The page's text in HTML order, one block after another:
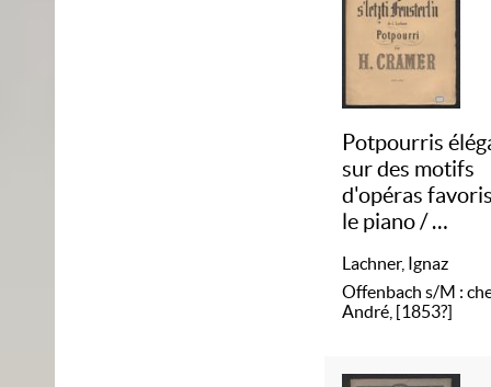
Potpourris
sur des motifs
d'opéras
le piano /
de J. Lachner
Lachner, Ignaz
Offenbach s/M :
André, [1853?]